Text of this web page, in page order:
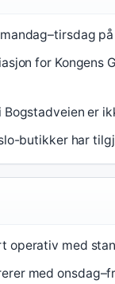
for
er
butikker har
operativ med
med